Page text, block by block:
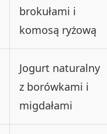
brokułami i
komosą ryżową
Jogurt naturalny
z borówkami i
migdałami